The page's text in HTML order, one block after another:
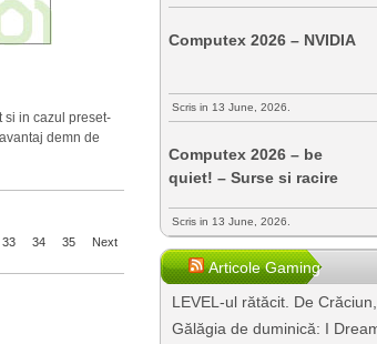
si in cazul preset-
demn de
33 34 35 Next
Computex 2026 – NVIDIA
Scris in 13 June, 2026.
Computex 2026 – be
quiet! – Surse si racire
Scris in 13 June, 2026.
Articole Gaming
LEVEL-ul rătăcit. De
Gălăgia de duminică: I